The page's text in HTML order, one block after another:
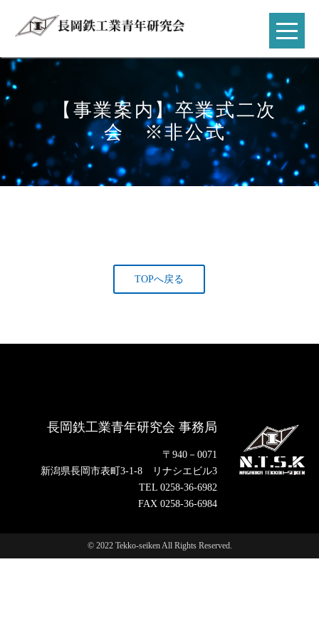
【事業案内】卒業式二次
会 ※非公式
TOPへ戻る
長岡鉄工業青年研究会 事務局
〒940－0071
新潟県長岡市表町3-1-8 リナシエビル3
TEL 0258-36-6982
FAX 0258-36-6984
© 2022 Tekko-seiken All Rights Reserved.